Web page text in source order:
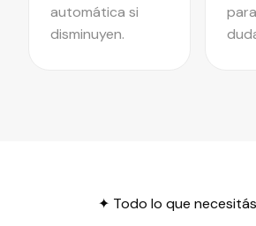
automática si
disminuyen.
✦ Todo lo que